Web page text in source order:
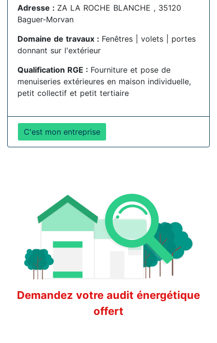
Adresse : ZA LA ROCHE BLANCHE , 35120
Baguer-Morvan
Domaine de travaux : Fenêtres | volets | portes
donnant sur l'extérieur
Qualification RGE : Fourniture et pose de
menuiseries extérieures en maison individuelle,
petit collectif et petit tertiaire
C'est mon entreprise
Demandez votre audit énergétique
offert